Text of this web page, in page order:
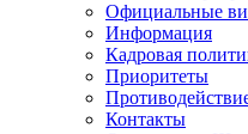
Официальные
Информация
Кадровая
Приоритеты
Контакты